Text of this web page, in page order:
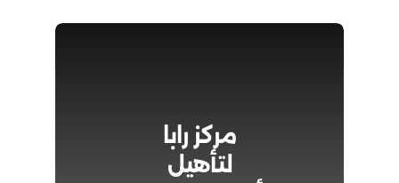
مركز رابا
لتأهيل